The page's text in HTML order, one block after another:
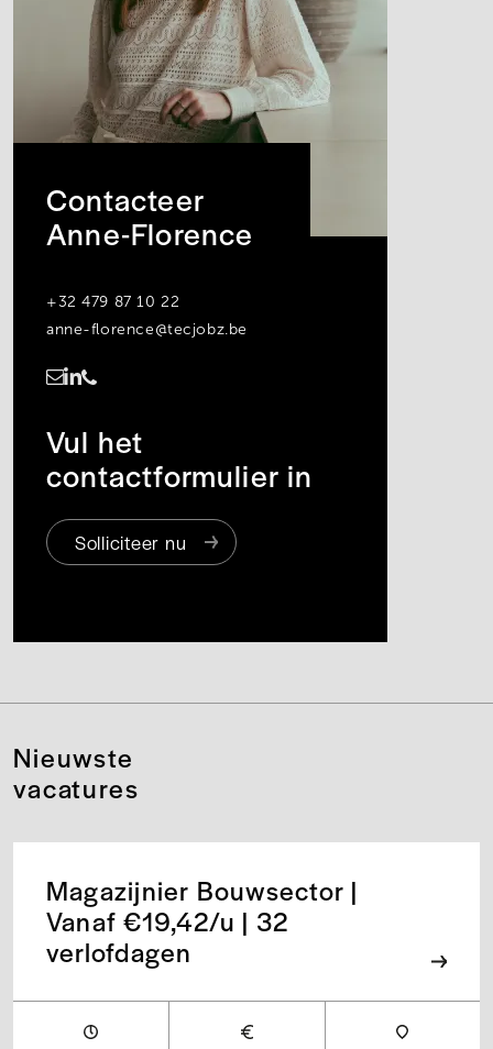
Contacteer
Anne-Florence
+32 479 87 10 22
anne-florence@tecjobz.be
Vul het
contactformulier in
Solliciteer nu
Nieuwste
vacatures
Magazijnier Bouwsector |
Vanaf €19,42/u | 32
verlofdagen